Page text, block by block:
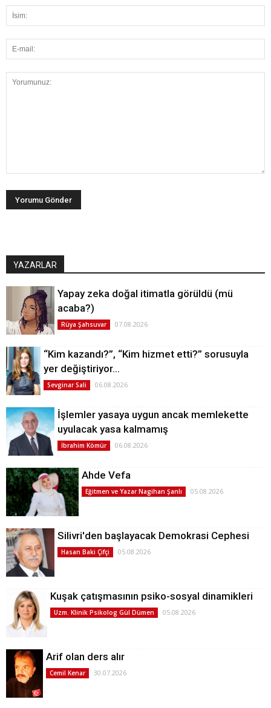
YAZARLAR
Yapay zeka doğal itimatla görüldü (mü
acaba?)
Rüya Şahsuvar 07.08.2026
“Kim kazandı?”, “Kim hizmet etti?” sorusuyla
yer değiştiriyor…
Sevginar Sali 06.08.2026
İşlemler yasaya uygun ancak memlekette
uyulacak yasa kalmamış
İbrahim Kömür 06.08.2026
Ahde Vefa
Eğitmen ve Yazar Nagihan Şanlı 05.08.2026
Silivri'den başlayacak Demokrasi Cephesi
Hasan Baki Çifçi 05.08.2026
Kuşak çatışmasının psiko-sosyal dinamikleri
Uzm. Klinik Psikolog Gül Dümen 05.08.2026
Arif olan ders alır
Cemil Kenar 30.07.2026